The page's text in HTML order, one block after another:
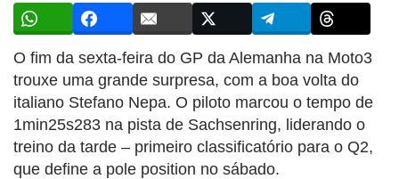
O fim da sexta-feira do GP da Alemanha na Moto3
trouxe uma grande surpresa, com a boa volta do
italiano Stefano Nepa. O piloto marcou o tempo de
1min25s283 na pista de Sachsenring, liderando o
treino da tarde – primeiro classificatório para o Q2,
que define a pole position no sábado.